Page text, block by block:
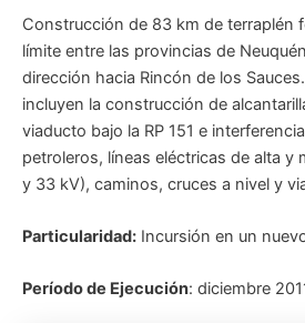
Construcción de 83 km de terraplén
límite entre las provincias de
dirección hacia Rincón de los
incluyen la construcción de
viaducto bajo la RP 151 e
petroleros, líneas eléctricas de alta y
y 33 kV), caminos, cruces a nivel y
Particularidad: Incursión en un
Período de Ejecución: diciembre